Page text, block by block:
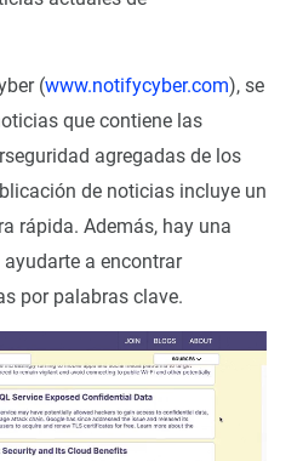
(www.notifycyber.com), se
que contiene las
agregadas de los
de noticias incluye un
rápida. Además, hay una
a encontrar
por palabras clave.